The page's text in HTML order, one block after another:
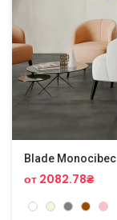
Blade Monocibec
от 2082.78₴